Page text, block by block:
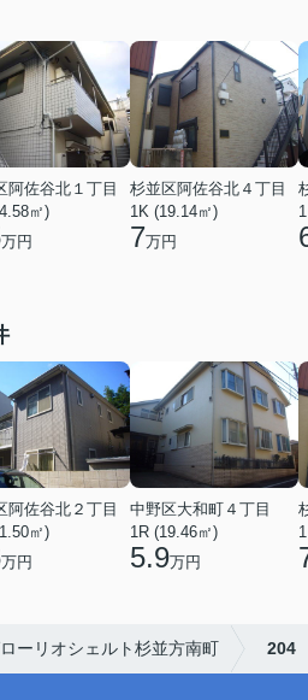
阿佐谷北１丁目
㎡)
万円
杉並区阿佐谷北４丁目
1K (19.14㎡)
7万円
阿佐谷北２丁目
㎡)
万円
中野区大和町４丁目
1R (19.46㎡)
5.9万円
ーリオシェルト杉並方南町 204